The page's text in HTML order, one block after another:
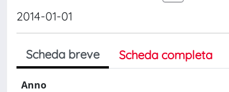
2014-01-01
Scheda breve Scheda completa
Anno